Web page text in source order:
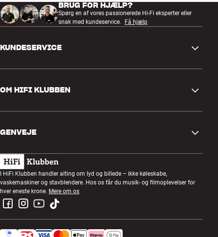
BRUG FOR HJÆLP?
Spørg en af vores passionerede Hi-Fi eksperter eller
snak med kundeservice.
Få hjælp
KUNDESERVICE
Spørgsmål og svar
Retur og reklamation
Fortryd ordre
Handelsbetingelser
Privatlivspolitik
OM HIFI KLUBBEN
Om os
Kundeklub
Lytteaften
Konkurrencer
Job i HiFi Klubben
GENVEJE
Gavekort
Byg med lyd
Montering og installation
Retur af el-affald
I HiFi Klubben handler alting om lyd og billede – ikke køleskabe,
vaskemaskiner og stavblendere. Hos os får du musik- og filmoplevelser for
hver eneste krone. Mere om os